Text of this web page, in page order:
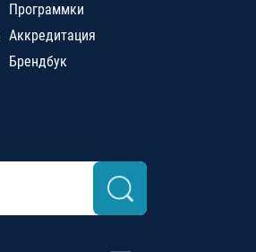
Программки
Аккредитация
Брендбук